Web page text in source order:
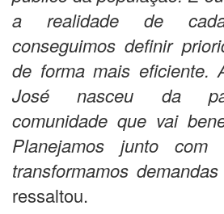
a realidade de
conseguimos definir
de forma mais eficiente.
José nasceu da
comunidade que vai
Planejamos junto
transformamos
ressaltou.